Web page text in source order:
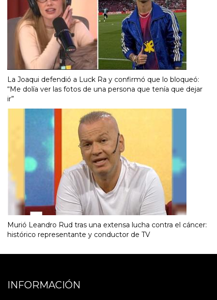
La Joaqui defendió a Luck Ra y confirmó que lo bloqueó:
“Me dolía ver las fotos de una persona que tenía que dejar
ir”
Murió Leandro Rud tras una extensa lucha contra el cáncer:
histórico representante y conductor de TV
INFORMACIÓN